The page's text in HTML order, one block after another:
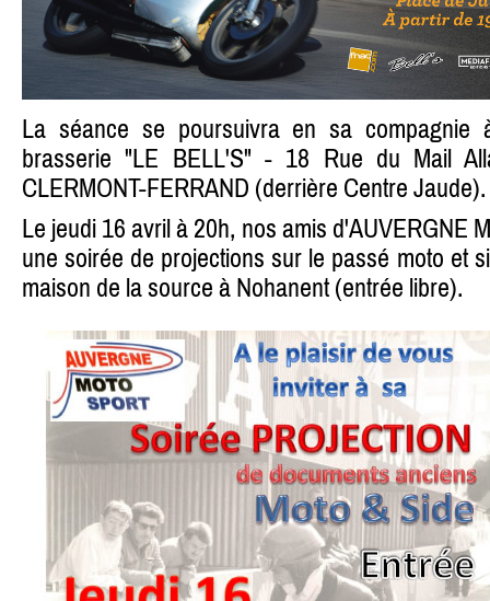
La séance se poursuivra en sa
brasserie "LE BELL'S" - 18 Rue du Mail
CLERMONT-FERRAND (derrière Centre Jaude).
Le jeudi 16 avril à 20h, nos amis d'AUVERGNE
une soirée de projections sur le passé moto et
maison de la source à Nohanent (entrée libre).